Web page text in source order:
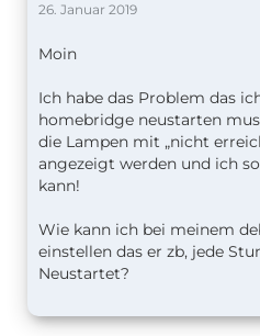
26. Januar 2019
Moin
Ich habe das Problem das
homebridge neustarten
die Lampen mit „nicht
angezeigt werden und ich
kann!
Wie kann ich bei meinem
einstellen das er zb, jede
Neustartet?